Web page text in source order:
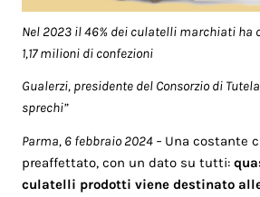
Nel 2023 il 46% dei culatelli marchiati ha
1,17 milioni di confezioni
Gualerzi, presidente del Consorzio di
sprechi”
Parma, 6 febbraio 2024 – Una costante
preaffettato, con un dato su tutti:
culatelli prodotti viene destinato